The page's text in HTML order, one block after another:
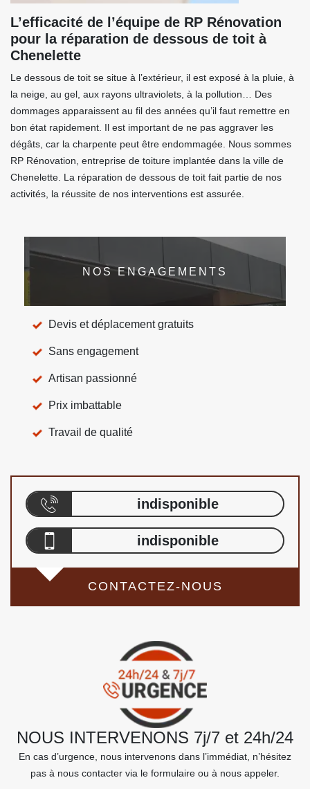
L’efficacité de l’équipe de RP Rénovation
pour la réparation de dessous de toit à
Chenelette
Le dessous de toit se situe à l’extérieur, il est exposé à la pluie, à
la neige, au gel, aux rayons ultraviolets, à la pollution… Des
dommages apparaissent au fil des années qu’il faut remettre en
bon état rapidement. Il est important de ne pas aggraver les
dégâts, car la charpente peut être endommagée. Nous sommes
RP Rénovation, entreprise de toiture implantée dans la ville de
Chenelette. La réparation de dessous de toit fait partie de nos
activités, la réussite de nos interventions est assurée.
NOS ENGAGEMENTS
Devis et déplacement gratuits
Sans engagement
Artisan passionné
Prix imbattable
Travail de qualité
indisponible
indisponible
CONTACTEZ-NOUS
NOUS INTERVENONS 7j/7 et 24h/24
En cas d’urgence, nous intervenons dans l’immédiat, n’hésitez
pas à nous contacter via le formulaire ou à nous appeler.